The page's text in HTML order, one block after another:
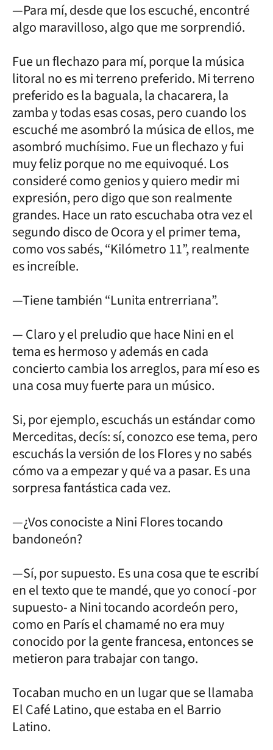
—Para mí, desde que los escuché, encontré
algo maravilloso, algo que me sorprendió.
Fue un flechazo para mí, porque la música
litoral no es mi terreno preferido. Mi terreno
preferido es la baguala, la chacarera, la
zamba y todas esas cosas, pero cuando los
escuché me asombró la música de ellos, me
asombró muchísimo. Fue un flechazo y fui
muy feliz porque no me equivoqué. Los
consideré como genios y quiero medir mi
expresión, pero digo que son realmente
grandes. Hace un rato escuchaba otra vez el
segundo disco de Ocora y el primer tema,
como vos sabés, “Kilómetro 11”, realmente
es increíble.
—Tiene también “Lunita entrerriana”.
— Claro y el preludio que hace Nini en el
tema es hermoso y además en cada
concierto cambia los arreglos, para mí eso es
una cosa muy fuerte para un músico.
Si, por ejemplo, escuchás un estándar como
Merceditas, decís: sí, conozco ese tema, pero
escuchás la versión de los Flores y no sabés
cómo va a empezar y qué va a pasar. Es una
sorpresa fantástica cada vez.
—¿Vos conociste a Nini Flores tocando
bandoneón?
—Sí, por supuesto. Es una cosa que te escribí
en el texto que te mandé, que yo conocí -por
supuesto- a Nini tocando acordeón pero,
como en París el chamamé no era muy
conocido por la gente francesa, entonces se
metieron para trabajar con tango.
Tocaban mucho en un lugar que se llamaba
El Café Latino, que estaba en el Barrio
Latino.